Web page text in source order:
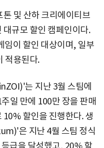
및 산하 크리에이티브
규모 할인 캠페인이다.
임이 할인 대상이며, 일부
적용된다.
는 지난 3월 스팀에
일 만에 100만 장을 판매
할인을 진행한다. 생
은 지난 4월 스팀 정식